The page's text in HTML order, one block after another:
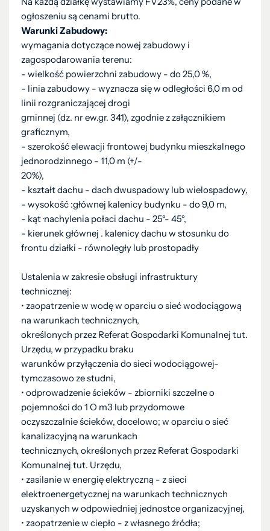
ogłoszeniu są cenami brutto.
Warunki Zabudowy:
wymagania dotyczące nowej zabudowy i
zagospodarowania terenu:
- wielkość powierzchni zabudowy - do 25,0 %,
- linia zabudowy - wyznacza się w odległości 6,0 m od
linii rozgraniczającej drogi
gminnej (dz. nr ew.gr. 341), zgodnie z załącznikiem
graficznym,
- szerokość elewacji frontowej budynku mieszkalnego
jednorodzinnego - 11,0 m (+/-
20%),
- kształt dachu - dach dwuspadowy lub wielospadowy,
- wysokość :głównej kalenicy budynku - do 9,0 m,
- kąt ·nachylenia połaci dachu - 25°- 45°,
- kierunek głównej . kalenicy dachu w stosunku do
frontu działki - równoległy lub prostopadły
Ustalenia w zakresie obsługi infrastruktury
technicznej:
• zaopatrzenie w wodę w oparciu o sieć wodociągową
na warunkach technicznych,
określonych przez Referat Gospodarki Komunalnej tut.
Urzędu, w przypadku braku
warunków przyłączenia do sieci wodociągowej-
tymczasowo ze studni,
• odprowadzenie ścieków - zbiorniki szczelne o
pojemności do 1 O m3 lub przydomowe
oczyszczalnie ścieków, docelowo; w oparciu o sieć
kanalizacyjną na warunkach
technicznych, określonych przez Referat Gospodarki
Komunalnej tut. Urzędu,
• zasilanie w energię elektryczną - z sieci
elektroenergetycznej na warunkach technicznych
uzyskanych w odpowiedniej jednostce organizacyjnej,
• zaopatrzenie w ciepło - z własnego źródła;